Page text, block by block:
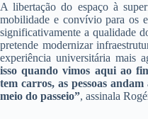
A libertação do espaço à
mobilidade e convívio para os
significativamente a qualidade
pretende modernizar
experiência universitária mais
isso quando vimos aqui ao
tem carros, as pessoas
meio do passeio”, assinala